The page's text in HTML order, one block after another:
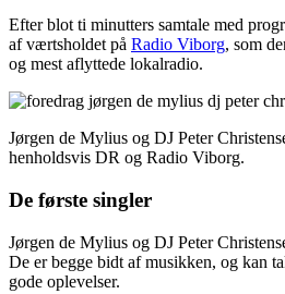
Efter blot ti minutters samtale med
af værtsholdet på Radio Viborg, som
og mest aflyttede lokalradio.
Jørgen de Mylius og DJ Peter
henholdsvis DR og Radio Viborg.
De første singler
Jørgen de Mylius og DJ Peter
De er begge bidt af musikken, og kan
gode oplevelser.